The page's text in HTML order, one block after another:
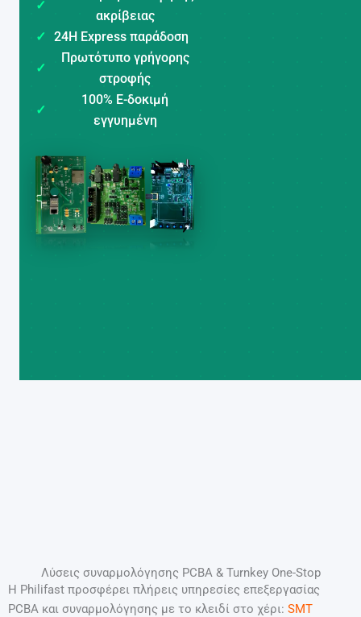
✓
ακρίβειας
✓
24H Express παράδοση
✓
Πρωτότυπο γρήγορης
στροφής
✓
100% Ε-δοκιμή
εγγυημένη
Λύσεις συναρμολόγησης PCBA & Turnkey One-Stop
Η Philifast προσφέρει πλήρεις υπηρεσίες επεξεργασίας
PCBA και συναρμολόγησης με το κλειδί στο χέρι: SMT